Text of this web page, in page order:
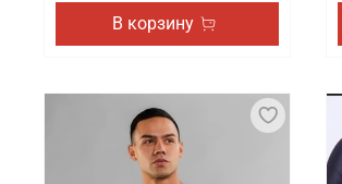
В корзину